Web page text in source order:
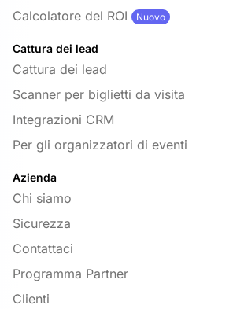
Calcolatore del ROI
Nuovo
Cattura dei lead
Cattura dei lead
Scanner per biglietti da visita
Integrazioni CRM
Per gli organizzatori di eventi
Azienda
Chi siamo
Sicurezza
Contattaci
Programma Partner
Clienti